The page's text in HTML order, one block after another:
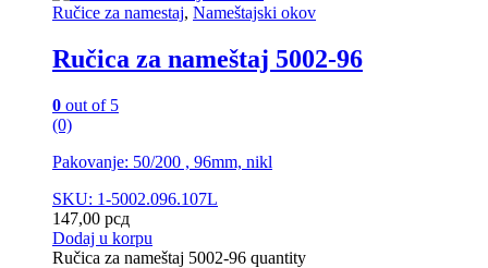
Ručice za namestaj, Nameštajski okov
Ručica za nameštaj 5002-96
0 out of 5
(0)
Pakovanje: 50/200 , 96mm, nikl
SKU: 1-5002.096.107L
147,00 рсд
Dodaj u korpu
Ručica za nameštaj 5002-96 quantity